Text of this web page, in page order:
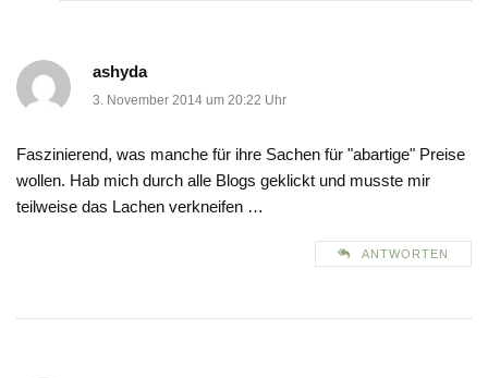
ashyda
3. November 2014 um 20:22 Uhr
Faszinierend, was manche für ihre Sachen für "abartige" Preise
wollen. Hab mich durch alle Blogs geklickt und musste mir
teilweise das Lachen verkneifen …
ANTWORTEN